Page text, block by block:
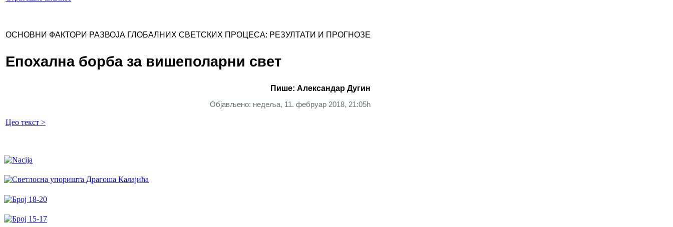
ОСНОВНИ ФАКТОРИ РАЗВОЈА ГЛОБАЛНИХ СВЕТСКИХ ПРОЦЕСА: РЕЗУЛТАТИ И ПРОГНОЗЕ
Епохална борба за вишеполарни свет
Пише: Александар Дугин
Објављено: недеља, 11. фебруар 2018, 21:05h
Цео текст >